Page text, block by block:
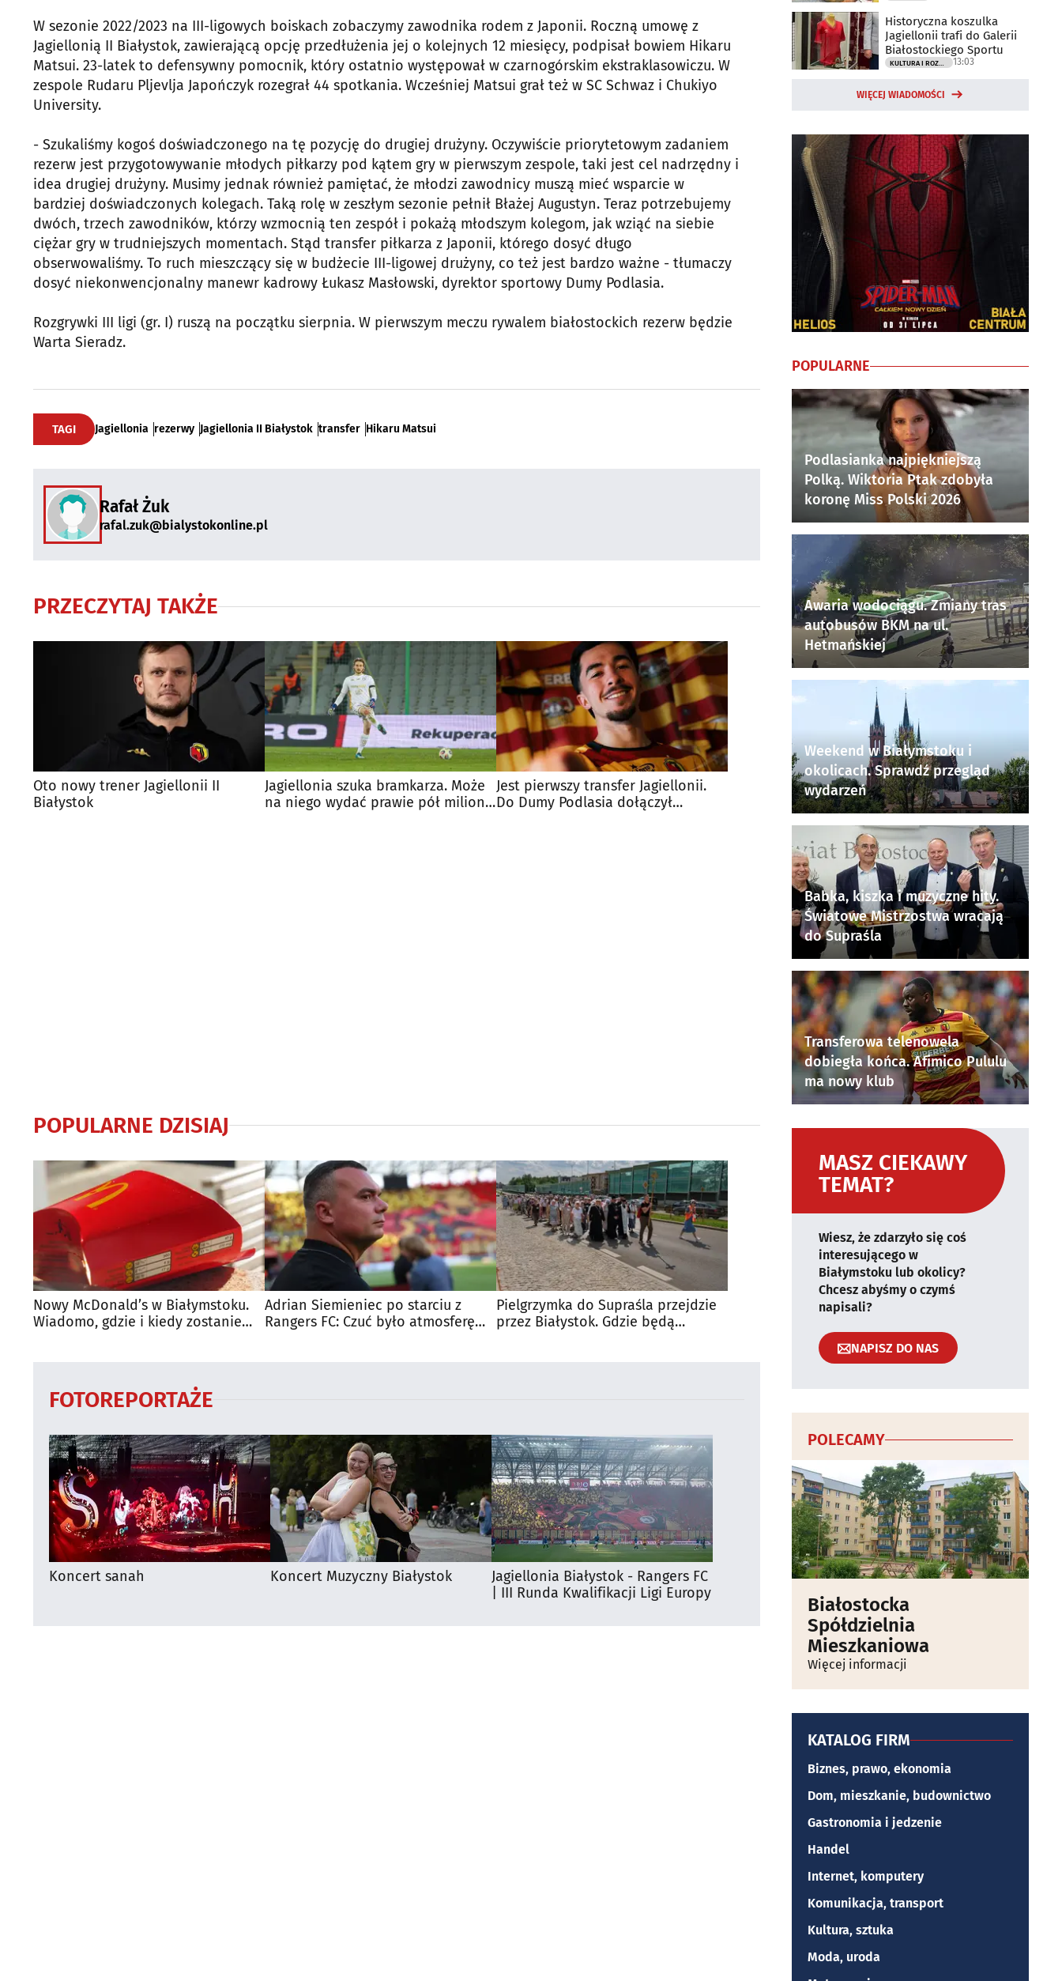
W sezonie 2022/2023 na III-ligowych boiskach zobaczymy zawodnika rodem z Japonii. Roczną umowę z
Jagiellonią II Białystok, zawierającą opcję przedłużenia jej o kolejnych 12 miesięcy, podpisał bowiem Hikaru
Matsui. 23-latek to defensywny pomocnik, który ostatnio występował w czarnogórskim ekstraklasowiczu. W
zespole Rudaru Pljevlja Japończyk rozegrał 44 spotkania. Wcześniej Matsui grał też w SC Schwaz i Chukiyo
University.
- Szukaliśmy kogoś doświadczonego na tę pozycję do drugiej drużyny. Oczywiście priorytetowym zadaniem
rezerw jest przygotowywanie młodych piłkarzy pod kątem gry w pierwszym zespole, taki jest cel nadrzędny i
idea drugiej drużyny. Musimy jednak również pamiętać, że młodzi zawodnicy muszą mieć wsparcie w
bardziej doświadczonych kolegach. Taką rolę w zeszłym sezonie pełnił Błażej Augustyn. Teraz potrzebujemy
dwóch, trzech zawodników, którzy wzmocnią ten zespół i pokażą młodszym kolegom, jak wziąć na siebie
ciężar gry w trudniejszych momentach. Stąd transfer piłkarza z Japonii, którego dosyć długo
obserwowaliśmy. To ruch mieszczący się w budżecie III-ligowej drużyny, co też jest bardzo ważne - tłumaczy
dosyć niekonwencjonalny manewr kadrowy Łukasz Masłowski, dyrektor sportowy Dumy Podlasia.
Rozgrywki III ligi (gr. I) ruszą na początku sierpnia. W pierwszym meczu rywalem białostockich rezerw będzie
Warta Sieradz.
TAGI Jagiellonia rezerwy Jagiellonia II Białystok transfer Hikaru Matsui
Rafał Żuk
rafal.zuk@bialystokonline.pl
PRZECZYTAJ TAKŻE
Oto nowy trener Jagiellonii II
Białystok
Jagiellonia szuka bramkarza. Może
na niego wydać prawie pół miliona
Jest pierwszy transfer Jagiellonii.
Do Dumy Podlasia dołączył
POPULARNE DZISIAJ
Nowy McDonald’s w Białymstoku.
Wiadomo, gdzie i kiedy zostanie
Adrian Siemieniec po starciu z
Rangers FC: Czuć było atmosferę
Pielgrzymka do Supraśla przejdzie
przez Białystok. Gdzie będą
FOTOREPORTAŻE
Koncert sanah Koncert Muzyczny Białystok
Jagiellonia Białystok - Rangers FC
| III Runda Kwalifikacji Ligi Europy
Historyczna koszulka
Jagiellonii trafi do Galerii
Białostockiego Sportu
13:03
WIĘCEJ WIADOMOŚCI
POPULARNE
Podlasianka najpiękniejszą
Polką. Wiktoria Ptak zdobyła
koronę Miss Polski 2026
Awaria wodociągu. Zmiany tras
autobusów BKM na ul.
Hetmańskiej
Weekend w Białymstoku i
okolicach. Sprawdź przegląd
wydarzeń
Babka, kiszka i muzyczne hity.
Światowe Mistrzostwa wracają
do Supraśla
Transferowa telenowela
dobiegła końca. Afimico Pululu
ma nowy klub
MASZ CIEKAWY
TEMAT?
Wiesz, że zdarzyło się coś
interesującego w
Białymstoku lub okolicy?
Chcesz abyśmy o czymś
napisali?
NAPISZ DO NAS
POLECAMY
Białostocka
Spółdzielnia
Mieszkaniowa
Więcej informacji
KATALOG FIRM
Biznes, prawo, ekonomia
Dom, mieszkanie, budownictwo
Gastronomia i jedzenie
Handel
Internet, komputery
Komunikacja, transport
Kultura, sztuka
Moda, uroda